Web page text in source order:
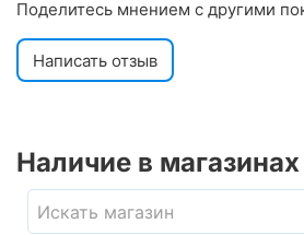
Поделитесь мнением с другими
Написать отзыв
Наличие в магазинах